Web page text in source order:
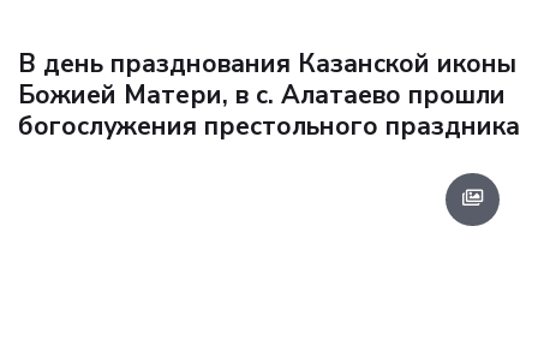
В день празднования Казанской иконы
Божией Матери, в с. Алатаево прошли
богослужения престольного праздника